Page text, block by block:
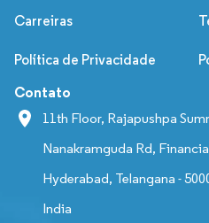
Carreiras
Política de Privacidade
Contato
11th Floor, Rajapushpa
Nanakramguda Rd,
Hyderabad, Telangana -
India